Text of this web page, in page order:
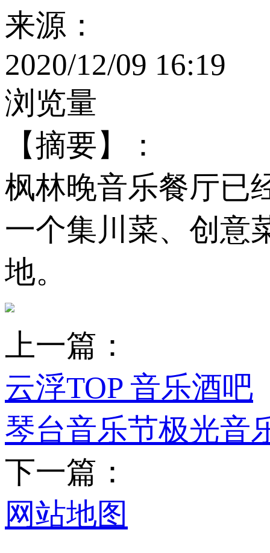
来源：
2020/12/09 16:19
浏览量
【摘要】：
枫林晚音乐餐厅已
一个集川菜、创
地。
上一篇：
云浮TOP 音乐酒吧
琴台音乐节极光音
下一篇：
网站地图